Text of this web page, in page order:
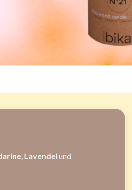
, Lavendel und